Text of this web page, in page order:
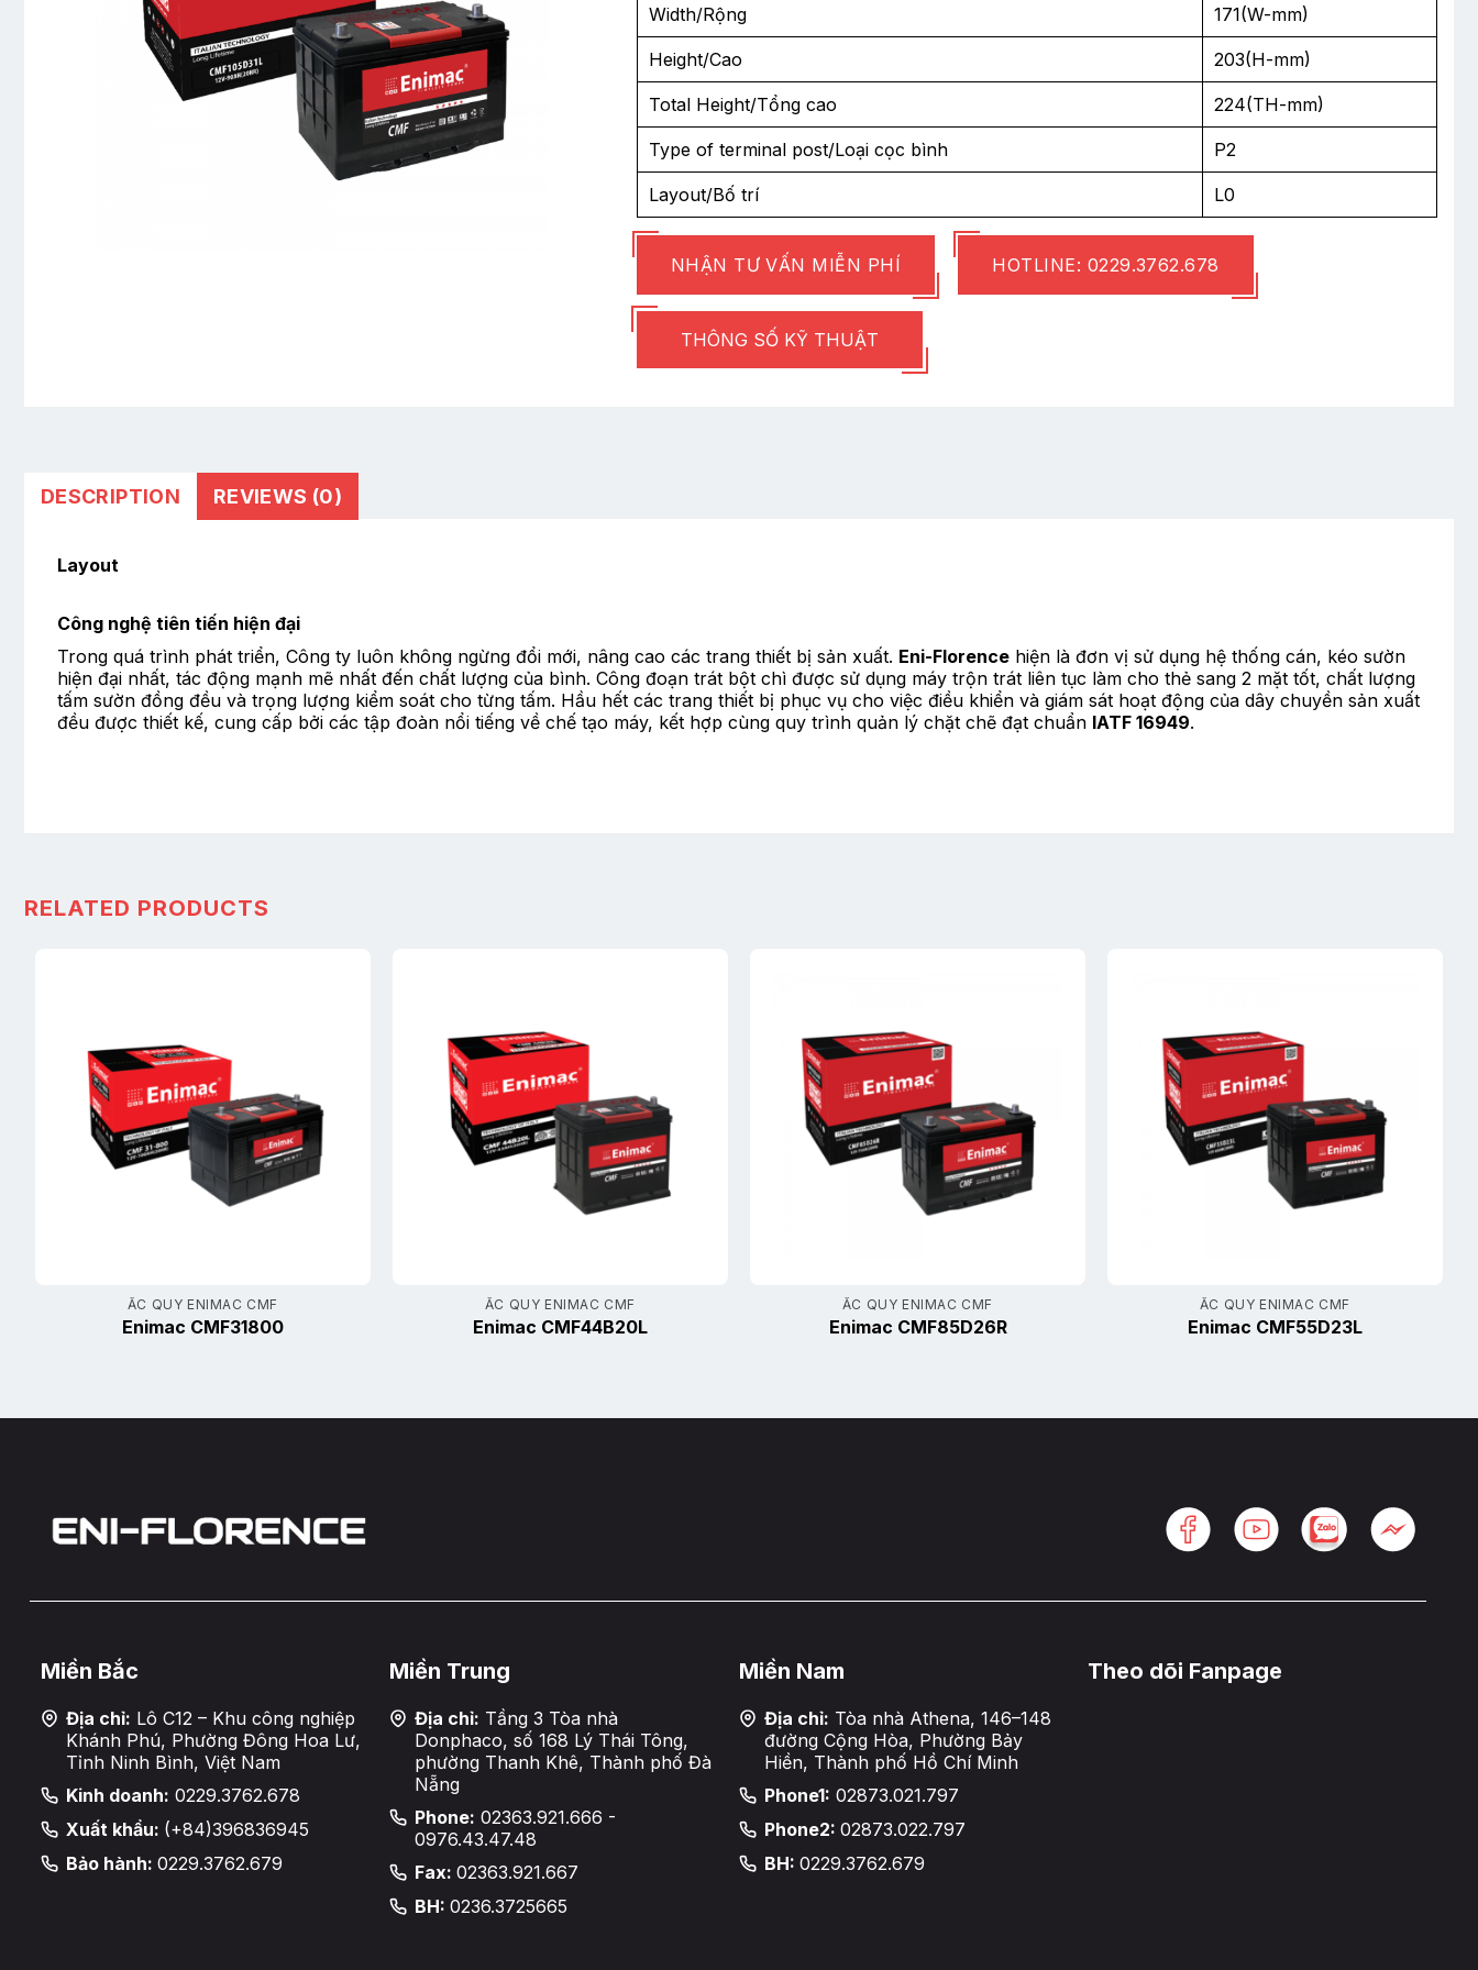
Width/Rộng 171(W-mm)
Height/Cao 203(H-mm)
Total Height/Tổng cao 224(TH-mm)
Type of terminal post/Loại cọc bình P2
Layout/Bố trí L0
NHẬN TƯ VẤN MIỄN PHÍ HOTLINE: 0229.3762.678
THÔNG SỐ KỸ THUẬT
DESCRIPTION REVIEWS (0)
Layout
Công nghệ tiên tiến hiện đại
Trong quá trình phát triển, Công ty luôn không ngừng đổi mới, nâng cao các trang thiết bị sản xuất. Eni-Florence hiện là đơn vị sử dụng hệ thống cán, kéo sườn
hiện đại nhất, tác động mạnh mẽ nhất đến chất lượng của bình. Công đoạn trát bột chì được sử dụng máy trộn trát liên tục làm cho thẻ sang 2 mặt tốt, chất lượng
tấm sườn đồng đều và trọng lượng kiểm soát cho từng tấm. Hầu hết các trang thiết bị phục vụ cho việc điều khiển và giám sát hoạt động của dây chuyền sản xuất
đều được thiết kế, cung cấp bởi các tập đoàn nổi tiếng về chế tạo máy, kết hợp cùng quy trình quản lý chặt chẽ đạt chuẩn IATF 16949.
RELATED PRODUCTS
ẮC QUY ENIMAC CMF
Enimac CMF31800
ẮC QUY ENIMAC CMF
Enimac CMF44B20L
ẮC QUY ENIMAC CMF
Enimac CMF85D26R
ẮC QUY ENIMAC CMF
Enimac CMF55D23L
Miền Bắc
Địa chỉ: Lô C12 – Khu công nghiệp
Khánh Phú, Phường Đông Hoa Lư,
Tỉnh Ninh Bình, Việt Nam
Kinh doanh: 0229.3762.678
Xuất khẩu: (+84)396836945
Bảo hành: 0229.3762.679
Miền Trung
Địa chỉ: Tầng 3 Tòa nhà
Donphaco, số 168 Lý Thái Tông,
phường Thanh Khê, Thành phố Đà
Nẵng
Phone: 02363.921.666 -
0976.43.47.48
Fax:02363.921.667
BH:0236.3725665
Miền Nam
Địa chỉ: Tòa nhà Athena, 146–148
đường Cộng Hòa, Phường Bảy
Hiền, Thành phố Hồ Chí Minh
Phone1: 02873.021.797
Phone2: 02873.022.797
BH: 0229.3762.679
Theo dõi Fanpage